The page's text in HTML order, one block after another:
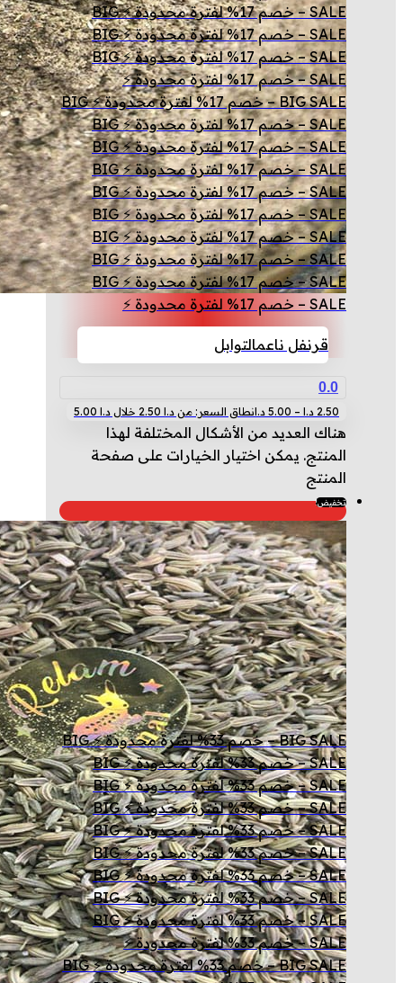
SALE – خصم 17% لفترة محدودة ⚡ BIG
SALE – خصم 17% لفترة محدودة ⚡ BIG
SALE – خصم 17% لفترة محدودة ⚡ BIG
SALE – خصم 17% لفترة محدودة ⚡
BIG SALE – خصم 17% لفترة محدودة ⚡ BIG
SALE – خصم 17% لفترة محدودة ⚡ BIG
SALE – خصم 17% لفترة محدودة ⚡ BIG
SALE – خصم 17% لفترة محدودة ⚡ BIG
SALE – خصم 17% لفترة محدودة ⚡ BIG
SALE – خصم 17% لفترة محدودة ⚡ BIG
SALE – خصم 17% لفترة محدودة ⚡ BIG
SALE – خصم 17% لفترة محدودة ⚡ BIG
SALE – خصم 17% لفترة محدودة ⚡ BIG
SALE – خصم 17% لفترة محدودة ⚡
قرنفل ناعمالتوابل
0.0
2.50 د.ا –
5.00 د.انطاق السعر: من ⁦2.50 د.ا⁩ خلال ⁦5.00 د.ا⁩
هناك العديد من الأشكال المختلفة لهذا
المنتج. يمكن اختيار الخيارات على صفحة
المنتج
تخفيض!
BIG SALE – خصم 33% لفترة محدودة ⚡ BIG
SALE – خصم 33% لفترة محدودة ⚡ BIG
SALE – خصم 33% لفترة محدودة ⚡ BIG
SALE – خصم 33% لفترة محدودة ⚡ BIG
SALE – خصم 33% لفترة محدودة ⚡ BIG
SALE – خصم 33% لفترة محدودة ⚡ BIG
SALE – خصم 33% لفترة محدودة ⚡ BIG
SALE – خصم 33% لفترة محدودة ⚡ BIG
SALE – خصم 33% لفترة محدودة ⚡ BIG
SALE – خصم 33% لفترة محدودة ⚡
BIG SALE – خصم 33% لفترة محدودة ⚡ BIG